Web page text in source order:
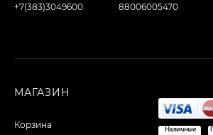
+7(383)3049600 88006005470
МАГАЗИН
Корзина